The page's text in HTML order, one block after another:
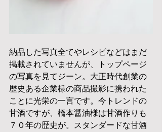
納品した写真全てやレシピなどはまだ
掲載されていませんが、トップページ
の写真を見てジーン。大正時代創業の
歴史ある企業様の商品撮影に携われた
ことに光栄の一言です。今トレンドの
甘酒ですが、橋本醤油様は甘酒作りも
７０年の歴史が。スタンダードな甘酒